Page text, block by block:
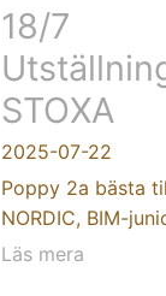
18/7
STOXA
2025-07-22
Poppy 2a bästa
NORDIC, BIM-
Läs mera